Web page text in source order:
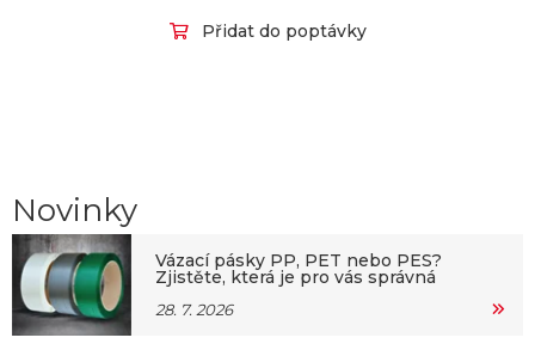
Přidat do poptávky
Novinky
Vázací pásky PP, PET nebo PES?
Zjistěte, která je pro vás správná
28. 7. 2026